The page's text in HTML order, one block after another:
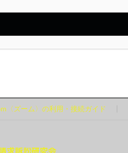
〈ズーム〉の利用・接続ガイド
求訴訟研究会